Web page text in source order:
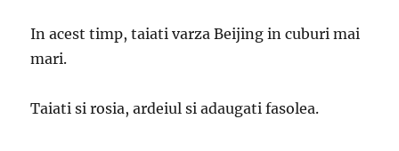
In acest timp, taiati varza Beijing in cuburi mai
mari.
Taiati si rosia, ardeiul si adaugati fasolea.